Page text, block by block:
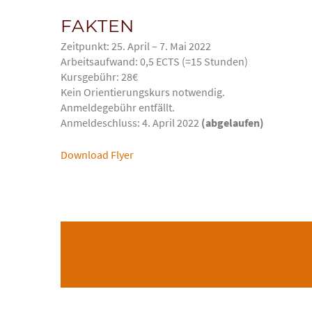
FAKTEN
Zeitpunkt: 25. April – 7. Mai 2022
Arbeitsaufwand: 0,5 ECTS (=15 Stunden)
Kursgebühr: 28€
Kein Orientierungskurs notwendig.
Anmeldegebühr entfällt.
Anmeldeschluss: 4. April 2022 (abgelaufen)
Download Flyer